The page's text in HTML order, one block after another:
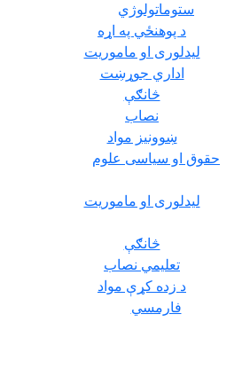
ستوماتولوژي
د پوهنځي په اړه
ليدلوری او ماموريت
اداري جوړښت
څانګې
نصاب
ښوونيز مواد
حقوق او سیاسی علوم
ليدلوری او ماموريت
څانګې
تعلیمي نصاب
د زده کړې مواد
فارمسي